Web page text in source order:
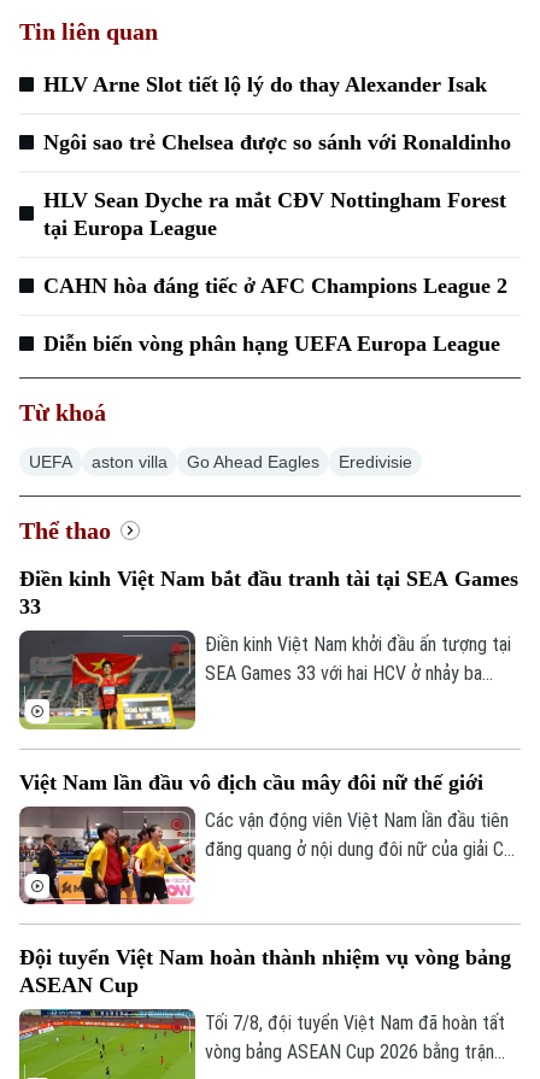
Theo dõi Hà Nội On
Tin liên quan
HLV Arne Slot tiết lộ lý do thay Alexander Isak
Ngôi sao trẻ Chelsea được so sánh với Ronaldinho
HLV Sean Dyche ra mắt CĐV Nottingham Forest
tại Europa League
CAHN hòa đáng tiếc ở AFC Champions League 2
Diễn biến vòng phân hạng UEFA Europa League
Từ khoá
UEFA aston villa Go Ahead Eagles Eredivisie
Thể thao
Điền kinh Việt Nam bắt đầu tranh tài tại SEA Games
33
Điền kinh Việt Nam khởi đầu ấn tượng tại
SEA Games 33 với hai HCV ở nhảy ba
Việt Nam lần đầu vô địch cầu mây đôi nữ thế giới
Các vận động viên Việt Nam lần đầu tiên
đăng quang ở nội dung đôi nữ của giải Cầu
Đội tuyển Việt Nam hoàn thành nhiệm vụ vòng bảng
ASEAN Cup
Tối 7/8, đội tuyển Việt Nam đã hoàn tất
vòng bảng ASEAN Cup 2026 bằng trận